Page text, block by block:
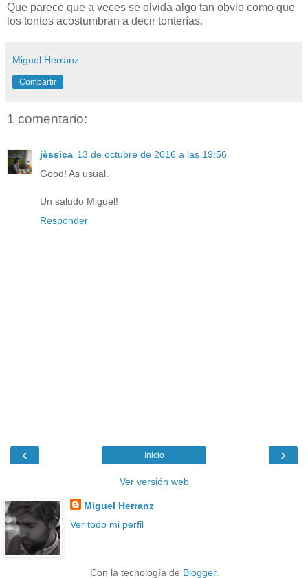
Que parece que a veces se olvida algo tan obvio como que
los tontos acostumbran a decir tonterías.
Miguel Herranz
Compartir
1 comentario:
jèssica 13 de octubre de 2016 a las 19:56
Good! As usual.
Un saludo Miguel!
Responder
‹ ›
Inicio
Ver versión web
Miguel Herranz
Ver todo mi perfil
Con la tecnología de Blogger.